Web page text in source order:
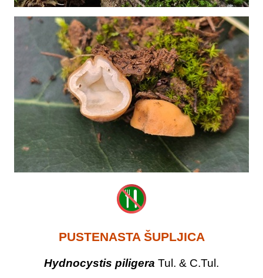
PUSTENASTA ŠUPLJICA
Hydnocystis piligera Tul. & C.Tul.